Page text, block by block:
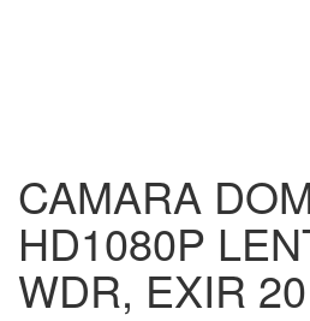
CAMARA
HD1080P
WDR, EXIR